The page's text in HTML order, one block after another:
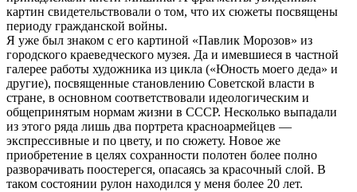
картин свидетельствовали о том, что их сюжеты посвящены
периоду гражданской войны.
Я уже был знаком с его картиной «Павлик Морозов» из
городского крае­ведческого музея. Да и имевшиеся в частной
галерее работы художника из цикла («Юность моего деда» и
другие), посвященные становлению Советской власти в
стране, в основном соответствовали идеологическим и
общепринятым нормам жизни в СССР. Несколько выпадали
из этого ряда лишь два портрета красноармейцев —
экспрессивные и по цвету, и по сюжету. Новое же
приобретение в целях сохранности полотен более полно
разворачивать поостерегся, опасаясь за красочный слой. В
таком состоянии рулон находился у меня более 20 лет.